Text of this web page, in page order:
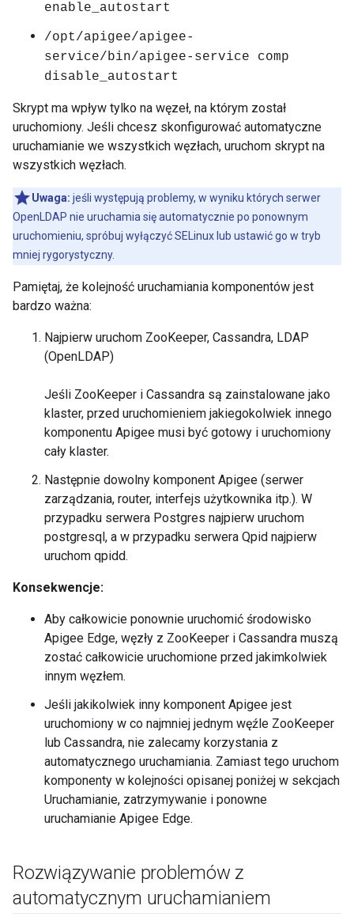
enable_autostart
/opt/apigee/apigee-
service/bin/apigee-service comp
disable_autostart
Skrypt ma wpływ tylko na węzeł, na którym został
uruchomiony. Jeśli chcesz skonfigurować automatyczne
uruchamianie we wszystkich węzłach, uruchom skrypt na
wszystkich węzłach.
Uwaga: jeśli występują problemy, w wyniku których serwer
OpenLDAP nie uruchamia się automatycznie po ponownym
uruchomieniu, spróbuj wyłączyć SELinux lub ustawić go w tryb
mniej rygorystyczny.
Pamiętaj, że kolejność uruchamiania komponentów jest
bardzo ważna:
Najpierw uruchom ZooKeeper, Cassandra, LDAP
(OpenLDAP)
Jeśli ZooKeeper i Cassandra są zainstalowane jako
klaster, przed uruchomieniem jakiegokolwiek innego
komponentu Apigee musi być gotowy i uruchomiony
cały klaster.
Następnie dowolny komponent Apigee (serwer
zarządzania, router, interfejs użytkownika itp.). W
przypadku serwera Postgres najpierw uruchom
postgresql, a w przypadku serwera Qpid najpierw
uruchom qpidd.
Konsekwencje:
Aby całkowicie ponownie uruchomić środowisko
Apigee Edge, węzły z ZooKeeper i Cassandra muszą
zostać całkowicie uruchomione przed jakimkolwiek
innym węzłem.
Jeśli jakikolwiek inny komponent Apigee jest
uruchomiony w co najmniej jednym węźle ZooKeeper
lub Cassandra, nie zalecamy korzystania z
automatycznego uruchamiania. Zamiast tego uruchom
komponenty w kolejności opisanej poniżej w sekcjach
Uruchamianie, zatrzymywanie i ponowne
uruchamianie Apigee Edge.
Rozwiązywanie problemów z
automatycznym uruchamianiem